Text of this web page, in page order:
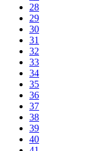
28
29
30
31
32
33
34
35
36
37
38
39
40